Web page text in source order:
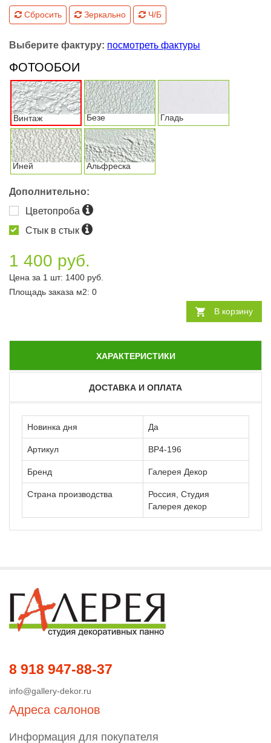
Сбросить Зеркально Ч/Б
Выберите фактуру: посмотреть фактуры
ФОТООБОИ
Винтаж Безе Гладь
Иней Альфреска
Дополнительно:
Цветопроба
Стык в стык
1 400 руб.
Цена за 1 шт: 1400 руб.
Площадь заказа м2: 0
В корзину
ХАРАКТЕРИСТИКИ
ДОСТАВКА И ОПЛАТА
Новинка дня Да
Артикул ВР4-196
Бренд Галерея Декор
Страна производства
Россия, Студия
Галерея декор
8 918 947-88-37
info@gallery-dekor.ru
Адреса салонов
Информация для покупателя